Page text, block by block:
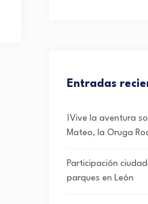
Entradas
¡Vive la aventura
Mateo, la Oruga
Participación
parques en León